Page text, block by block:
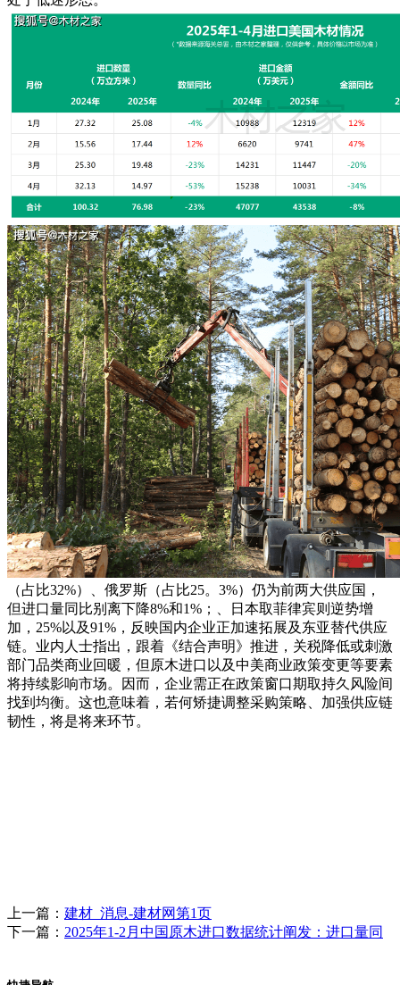
（占比32%）、俄罗斯（占比25。3%）仍为前两大供应国，
但进口量同比别离下降8%和1%；、日本取菲律宾则逆势增
加，25%以及91%，反映国内企业正加速拓展及东亚替代供应
链。业内人士指出，跟着《结合声明》推进，关税降低或刺激
部门品类商业回暖，但原木进口以及中美商业政策变更等要素
将持续影响市场。因而，企业需正在政策窗口期取持久风险间
找到均衡。这也意味着，若何矫捷调整采购策略、加强供应链
韧性，将是将来环节。
上一篇： 建材_消息-建材网第1页
下一篇： 2025年1-2月中国原木进口数据统计阐发：进口量同